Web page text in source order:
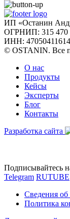
ИП «Останин
ОГРНИП: 315 470
ИНН:
© OSTANIN. Все
О нас
Продукты
Кейсы
Эксперты
Блог
Контакты
Разработка сайта
Подписывайтесь
Telegram RUTUBE
Сведения об
Политика